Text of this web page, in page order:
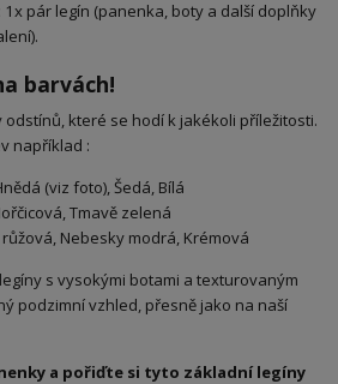
1x pár legín (panenka, boty a další doplňky
barvách!
které se hodí k jakékoli příležitosti.
například :
(viz foto), Šedá, Bílá
Tmavě zelená
růžová, Nebesky modrá, Krémová
s vysokými botami a texturovaným
podzimní vzhled, přesně jako na naší
a pořiďte si tyto základní legíny